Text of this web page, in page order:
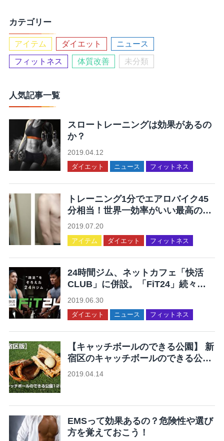
カテゴリー
アイテム ダイエット ニュース
フィットネス 体質改善 未分類
人気記事一覧
スロートレーニングは効果があるの
か？
2019.04.12
ダイエット ニュース フィットネス
トレーニング1分でエアロバイク45
分相当！世界一効率がいい最高の運
動を集めてみた
2019.07.20
アイテム ダイエット フィットネス
24時間ジム、ネットカフェ「快活
CLUB」に併設。「FiT24」続々オ
ープン。
2019.06.30
ダイエット ニュース フィットネス
【キャッチボールのできる公園】 新
宿区のキャッチボールのできる公園
12ヶ所まとめ
2019.04.14
EMSって効果あるの？危険性や選び
方を覚えておこう！